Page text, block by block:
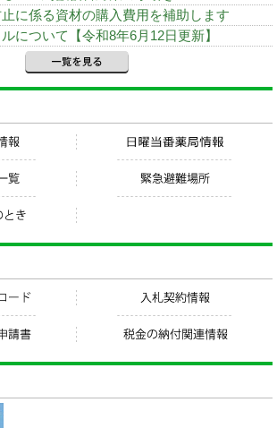
に係る資材の購入費用を補助します
について【令和8年6月12日更新】